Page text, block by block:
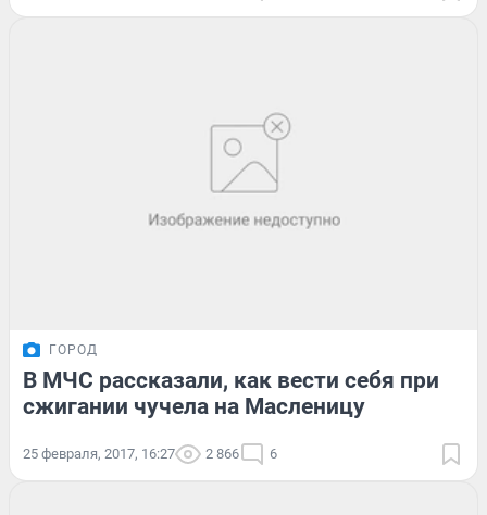
ГОРОД
В МЧС рассказали, как вести себя при
сжигании чучела на Масленицу
25 февраля, 2017, 16:27 2 866 6